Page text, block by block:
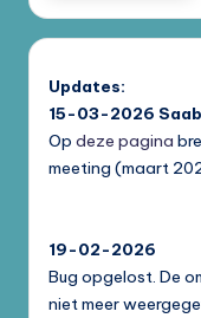
Updates:
15-03-2026
Op deze pagina
meeting (maart
19-02-2026
Bug opgelost. De
niet meer